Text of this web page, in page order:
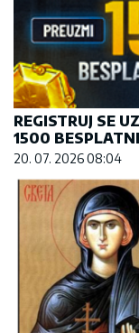
REGISTRUJ SE
1500
20. 07. 2026 08:04